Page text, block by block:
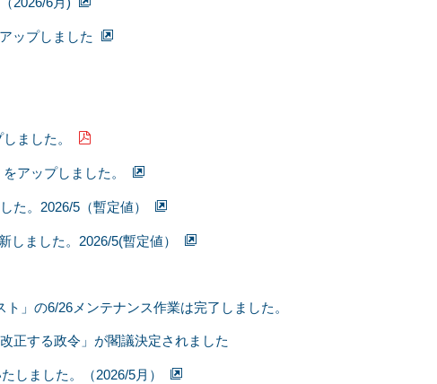
ップしました
ました。
アップしました。
た。2026/5（暫定値）
ました。2026/5(暫定値）
」の6/26メンテナンス作業は完了しました。
正する政令」が閣議決定されました
しました。（2026/5月）